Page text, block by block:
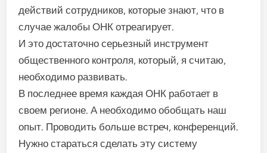
действий сотрудников, которые знают, что в
случае жалобы ОНК отреагирует.
И это достаточно серьезный инструмент
общественного контроля, который, я считаю,
необходимо развивать.
В последнее время каждая ОНК работает в
своем регионе. А необходимо обобщать наш
опыт. Проводить больше встреч, конференций.
Нужно стараться сделать эту систему